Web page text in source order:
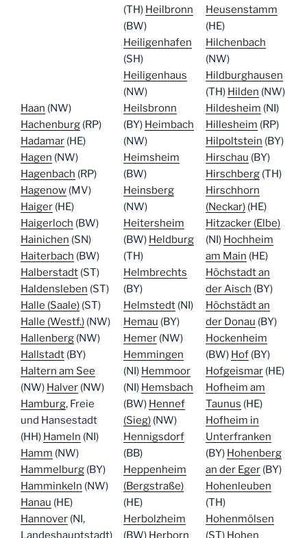
Haan (NW)
Hachenburg (RP)
Hadamar (HE)
Hagen (NW)
Hagenbach (RP)
Hagenow (MV)
Haiger (HE)
Haigerloch (BW)
Hainichen (SN)
Haiterbach (BW)
Halberstadt (ST)
Haldensleben (ST)
Halle (Saale) (ST)
Halle (Westf.) (NW)
Hallenberg (NW)
Hallstadt (BY)
Haltern am See
(NW) Halver (NW)
Hamburg, Freie
und Hansestadt
(HH) Hameln (NI)
Hamm (NW)
Hammelburg (BY)
Hamminkeln (NW)
Hanau (HE)
Hannover (NI,
Landeshauptstadt)
(TH) Heilbronn
(BW)
Heiligenhafen
(SH)
Heiligenhaus
(NW)
Heilsbronn
(BY) Heimbach
(NW)
Heimsheim
(BW)
Heinsberg
(NW)
Heitersheim
(BW) Heldburg
(TH)
Helmbrechts
(BY)
Helmstedt(NI)
Hemau (BY)
Hemer(NW)
Hemmingen
(NI) Hemmoor
(NI) Hemsbach
(BW) Hennef
(Sieg)(NW)
Hennigsdorf
(BB)
Heppenheim
(Bergstraße)
(HE)
Herbolzheim
(BW) Herborn
Heusenstamm
(HE)
Hilchenbach
(NW)
Hildburghausen
(TH) Hilden (NW)
Hildesheim (NI)
Hillesheim (RP)
Hilpoltstein (BY)
Hirschau (BY)
Hirschberg(TH)
Hirschhorn
(Neckar)(HE)
Hitzacker (Elbe)
(NI) Hochheim
am Main (HE)
Höchstadt an
der Aisch (BY)
Höchstädt an
der Donau (BY)
Hockenheim
(BW) Hof(BY)
Hofgeismar(HE)
Hofheim am
Taunus (HE)
Hofheim in
Unterfranken
(BY) Hohenberg
an der Eger(BY)
Hohenleuben
(TH)
Hohenmölsen
(ST) Hohen